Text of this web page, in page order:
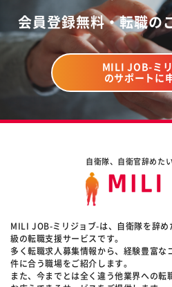
会員登録無料・転職の
MILI JOB-ミ
のサポートに
自衛隊、自衛官辞めた
MILI JOB-ミリジョブ-は、自衛隊を辞
級の転職支援サービスです。
多く転職求人募集情報から、経験豊富な
件に合う職場をご紹介します。
また、今までとは全く違う他業界への転